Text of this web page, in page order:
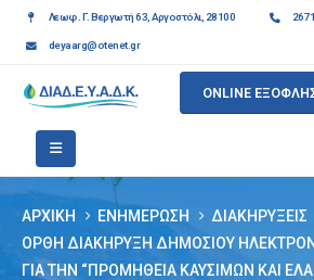
Λεωφ. Γ. Βεργωτή 63, Αργοστόλι, 28100
deyaarg@otenet.gr
ONLINE
ΑΡΧΙΚΉ ΕΝΗΜΈΡΩΣΗ
ΔΙΑΚΗΡΎΞΕΙΣ
ΟΡΘΗ ΔΙΑΚΉΡΥΞΗ ΔΗΜΌΣΙΟΥ
ΓΙΑ ΤΗΝ “ΠΡΟΜΉΘΕΙΑ ΚΑΥΣΊΜΩΝ ΚΑΙ